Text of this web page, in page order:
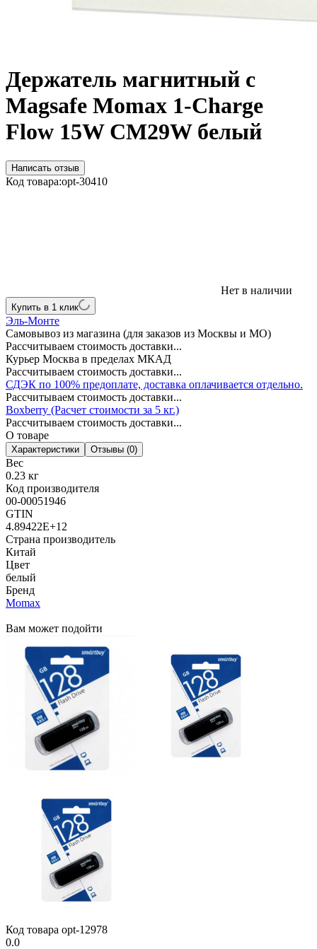
Держатель магнитный c
Magsafe Momax 1-Charge
Flow 15W CM29W белый
Написать отзыв
Код товара:opt-30410
Нет в наличии
Купить в 1 клик
Эль-Монте
Самовывоз из магазина (для заказов из Москвы и МО)
Рассчитываем стоимость доставки...
Курьер Москва в пределах МКАД
Рассчитываем стоимость доставки...
СДЭК по 100% предоплате, доставка оплачивается отдельно.
Рассчитываем стоимость доставки...
Boxberry (Расчет стоимости за 5 кг.)
Рассчитываем стоимость доставки...
О товаре
Характеристики Отзывы (0)
Вес
0.23 кг
Код производителя
00-00051946
GTIN
4.89422E+12
Страна производитель
Китай
Цвет
белый
Бренд
Momax
Вам может подойти
Код товара opt-12978
0.0